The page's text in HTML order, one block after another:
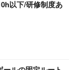
以下/研修制度あ